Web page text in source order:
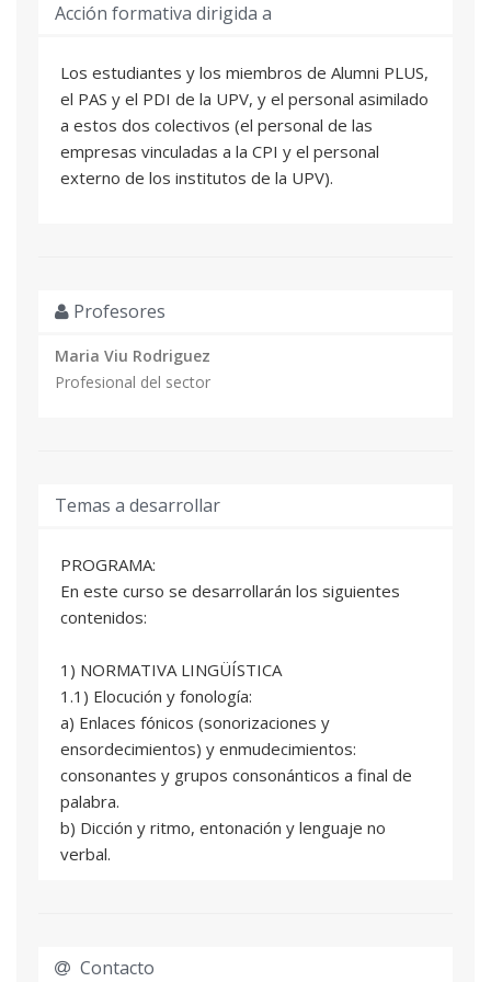
Acción formativa dirigida a
Los estudiantes y los miembros de Alumni PLUS,
el PAS y el PDI de la UPV, y el personal asimilado
a estos dos colectivos (el personal de las
empresas vinculadas a la CPI y el personal
externo de los institutos de la UPV).
Profesores
Maria Viu Rodriguez
Profesional del sector
Temas a desarrollar
PROGRAMA:
En este curso se desarrollarán los siguientes
contenidos:
1) NORMATIVA LINGÜÍSTICA
1.1) Elocución y fonología:
a) Enlaces fónicos (sonorizaciones y
ensordecimientos) y enmudecimientos:
consonantes y grupos consonánticos a final de
palabra.
b) Dicción y ritmo, entonación y lenguaje no
verbal.
b) Dígrafos, diptongos e hiatos.
Contacto